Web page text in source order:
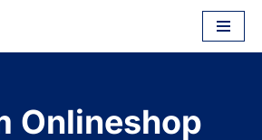
Onlineshop